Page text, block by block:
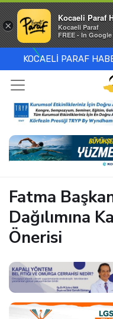
KOCAELİ PARAF
Fatma
Dağılımına
Önerisi
×
Kocaeli Paraf
Kocaeli Paraf
FREE - In